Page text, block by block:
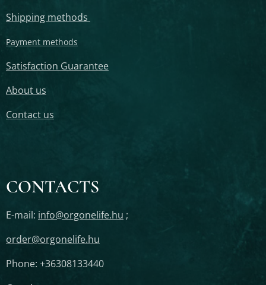
Shipping methods
Payment methods
Satisfaction Guarantee
About us
Contact us
CONTACTS
E-mail: info@orgonelife.hu ;
order@orgonelife.hu
Phone: +36308133440